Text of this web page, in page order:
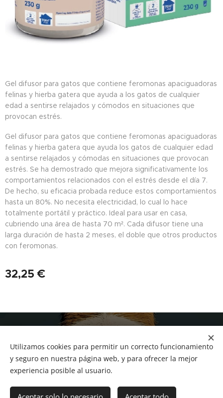
Gel difusor para gatos que contiene feromonas apaciguadoras
felinas y hierba gatera que ayuda a los gatos de cualquier
edad a sentirse relajados y cómodos en situaciones que
provocan estrés.
Gel difusor para gatos que contiene feromonas apaciguadoras
felinas y hierba gatera que ayuda los gatos de cualquier edad
a sentirse relajados y cómodas en situaciones que provocan
estrés. Se ha demostrado que mejora significativamente los
comportamientos relacionados con el estrés desde el día 7.
De hecho, su eficacia probada reduce estos comportamientos
hasta un 80%. No necesita electricidad, lo cual lo hace
totalmente portátil y práctico. Ideal para usar en casa,
cubriendo una área de hasta 70 m². Cada difusor tiene una
larga duración de hasta 2 meses, el doble que otros productos
con feromonas.
32,25 €
Añadir a la cesta
Tf.666351543
Utilizamos cookies para permitir un correcto funcionamiento
y seguro en nuestra página web, y para ofrecer la mejor
experiencia posible al usuario.